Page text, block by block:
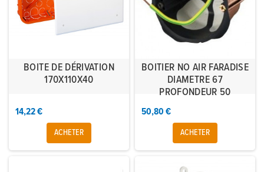
BOITE DE DÉRIVATION
170X110X40
14,22 €
ACHETER
BOITIER NO AIR FARADISE
DIAMETRE 67
PROFONDEUR 50
50,80 €
ACHETER